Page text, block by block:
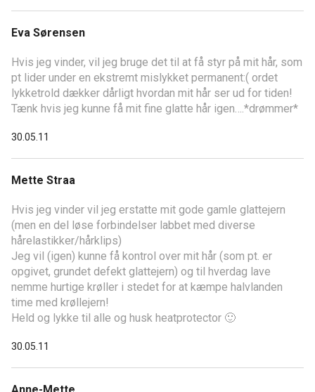
Eva Sørensen
Hvis jeg vinder, vil jeg bruge det til at få styr på mit hår, som
pt lider under en ekstremt mislykket permanent:( ordet
lykketrold dækker dårligt hvordan mit hår ser ud for tiden!
Tænk hvis jeg kunne få mit fine glatte hår igen….*drømmer*
30.05.11
Mette Straa
Hvis jeg vinder vil jeg erstatte mit gode gamle glattejern
(men en del løse forbindelser labbet med diverse
hårelastikker/hårklips)
Jeg vil (igen) kunne få kontrol over mit hår (som pt. er
opgivet, grundet defekt glattejern) og til hverdag lave
nemme hurtige krøller i stedet for at kæmpe halvlanden
time med krøllejern!
Held og lykke til alle og husk heatprotector 🙂
30.05.11